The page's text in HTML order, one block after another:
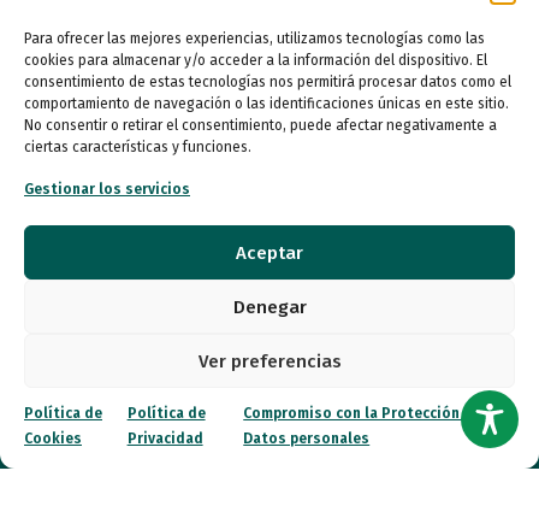
Para ofrecer las mejores experiencias, utilizamos tecnologías como las
cookies para almacenar y/o acceder a la información del dispositivo. El
consentimiento de estas tecnologías nos permitirá procesar datos como el
comportamiento de navegación o las identificaciones únicas en este sitio.
No consentir o retirar el consentimiento, puede afectar negativamente a
ciertas características y funciones.
Gestionar los servicios
Aceptar
Denegar
Ver preferencias
Política de
Cookies
Política de
Privacidad
Compromiso con la Protección de
Datos personales
Entidad de utilidad pública
Calle Garibay, 7. 3ª Planta Derecha 28007 Madrid
autismo@fespau.es
Tlf.: 91 290 58 06
Jueves (online)